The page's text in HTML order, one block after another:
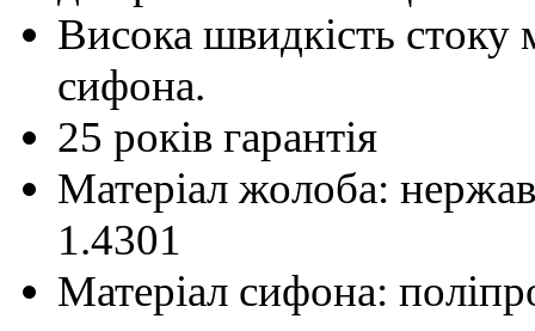
Висока швидкість
сифона.
25 років гарантія
Матеріал жолоба:
1.4301
Матеріал сифона: